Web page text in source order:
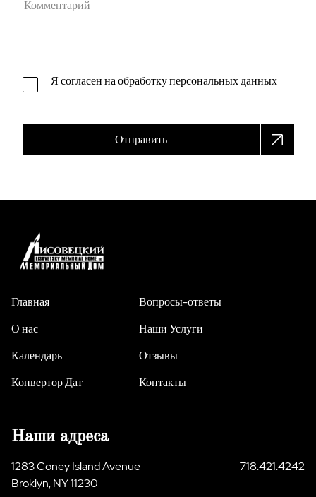
Я согласен на обработку персональных данных
Отправить
Главная
О нас
Календарь
Конвертор Дат
Вопросы-ответы
Наши Услуги
Отзывы
Контакты
Наши адреса
1283 Coney Island Avenue
Broklyn, NY 11230
718.421.4242